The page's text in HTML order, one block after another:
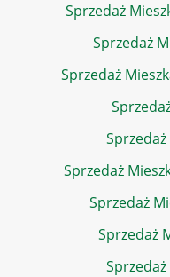
Sprzedaż
Sprzedaż
Sprzedaż
Sprzedaż
Sprzedaż
Sprzedaż